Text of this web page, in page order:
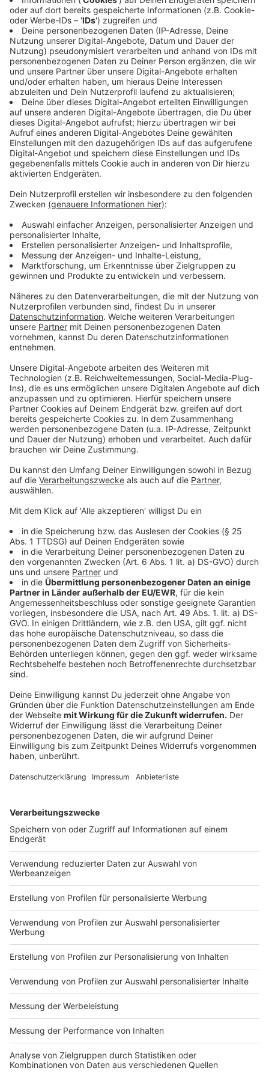
Anzeige
Kostspielige Werbespots beim Super Bowl
55
Anzeige
Wie in jedem Jahr produzieren große Firmen
aufwendige Werbespots, die in der Halbzeit und in
Spielunterbrechungen ausgestrahlt werden. So zum
Beispiel Nike, Pepsi, Budweiser oder diverse Fast-
des Super Bowls kostet eine Firma Erhebungen
zufolge5 Millionen Dollar.Der übertragene
Fernsehsender in den USA - CBS - hatte im Vorfeld
schon angekündigt, dass alle Werbeplätze schnell
verkauft wurden, da noch mehr Menschen als sonst
wohl vor den Fernsehgeräten zuschauen werden.
Anzeige
Wo kann in den Super Bowl 55 verfolgen?
Im deutschen Fernsehen überträgt der Sender
ProSiebenab 22.40 Uhr den Super Bowl. Der Sport-
StreamingdienstDAZNist ebenfalls live dabei und
geht ab 23.45 Uhr auf Sendung. Hier könnt ihr zwischen
deutschem und englischsprachigen Kommentar
wählen.
Anzeige
Fast-Food-Festival zum Super Bowl 55
Anzeige
Nicht nur in den USA sondern auch in Deutschland wird
zum Super Bowl 55 hin meistens auf Fast Food
gesetzt. Egal ob Chicken Wings, Burger, Hot Dogs,
Pizza oder Spare Ribs: Hauptsache es schmeckt.
Deshalb bieten auch viele Lieferdienste bei uns in der
Region einen Extra-Service in der Nacht an, falls um 2
Anzeige
Keine Super-Bowl-Parties
Normalerweise wird der Super Bowl - nicht nur bei uns
- genutzt, um ihn im Rudel zu gucken. Egal ob zuhause
bei einem Bekannten oder hier und da in Kneipen
beziehungsweise Bars. Das geht in Zeiten der
Coronapandemie selbstverständlich nicht. Die
derzeitigen Coronaregeln gilt es zu beachten.
Anzeige
Auf welche Regeln muss ich beim American
Football achten?
Anzeige
Wer nur ganz selten American Football schaut, wird
nicht jede Regel oder Entscheidung verstehen können.
Deshalb haben wir hier für Euch ein Anfänger-
Regelwerk zusammengestellt.